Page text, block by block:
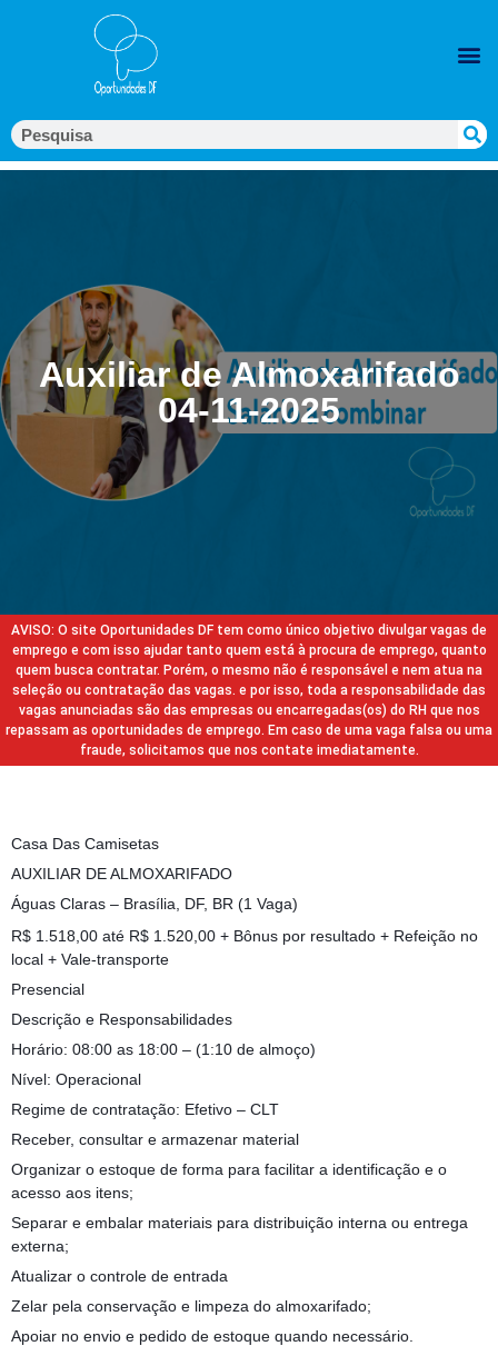
Auxiliar de Almoxarifado
04-11-2025
AVISO: O site Oportunidades DF tem como único objetivo divulgar vagas de
emprego e com isso ajudar tanto quem está à procura de emprego, quanto
quem busca contratar. Porém, o mesmo não é responsável e nem atua na
seleção ou contratação das vagas. e por isso, toda a responsabilidade das
vagas anunciadas são das empresas ou encarregadas(os) do RH que nos
repassam as oportunidades de emprego. Em caso de uma vaga falsa ou uma
fraude, solicitamos que nos contate imediatamente.
Casa Das Camisetas
AUXILIAR DE ALMOXARIFADO
Águas Claras – Brasília, DF, BR (1 Vaga)
R$ 1.518,00 até R$ 1.520,00 + Bônus por resultado + Refeição no
local + Vale-transporte
Presencial
Descrição e Responsabilidades
Horário: 08:00 as 18:00 – (1:10 de almoço)
Nível: Operacional
Regime de contratação: Efetivo – CLT
Receber, consultar e armazenar material
Organizar o estoque de forma para facilitar a identificação e o
acesso aos itens;
Separar e embalar materiais para distribuição interna ou entrega
externa;
Atualizar o controle de entrada
Zelar pela conservação e limpeza do almoxarifado;
Apoiar no envio e pedido de estoque quando necessário.